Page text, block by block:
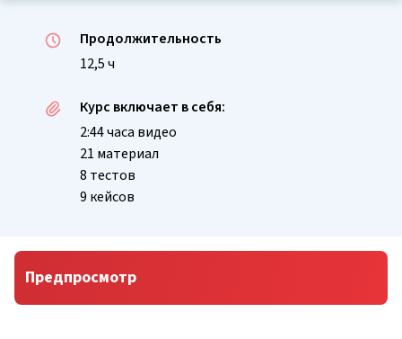
Продолжительность
12,5 ч
Курс включает в себя:
2:44 часа видео
21 материал
8 тестов
9 кейсов
Предпросмотр